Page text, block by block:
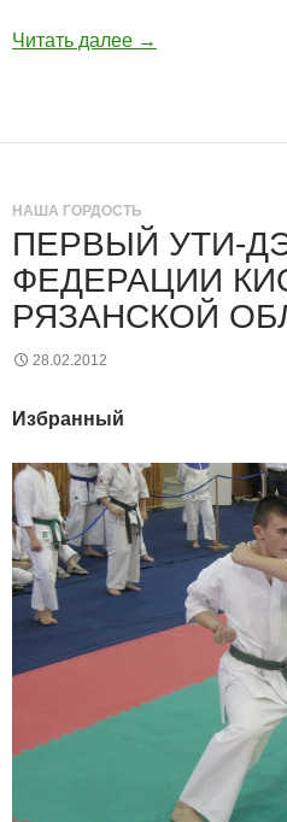
Читать далее →
НАША ГОРДОСТЬ
ПЕРВЫЙ УТИ-
ФЕДЕРАЦИИ
РЯЗАНСКОЙ
28.02.2012
Избранный